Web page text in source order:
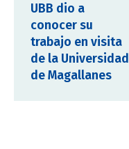
UBB dio a
conocer su
trabajo en visita
de la Universidad
de Magallanes